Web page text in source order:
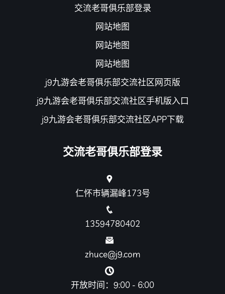
交流老哥俱乐部登录
网站地图
网站地图
网站地图
j9九游会老哥俱乐部交流社区网页版
j9九游会老哥俱乐部交流社区手机版入口
j9九游会老哥俱乐部交流社区APP下载
交流老哥俱乐部登录
仁怀市辆漏峰173号
13594780402
zhuce@j9.com
开放时间：9:00 - 6:00